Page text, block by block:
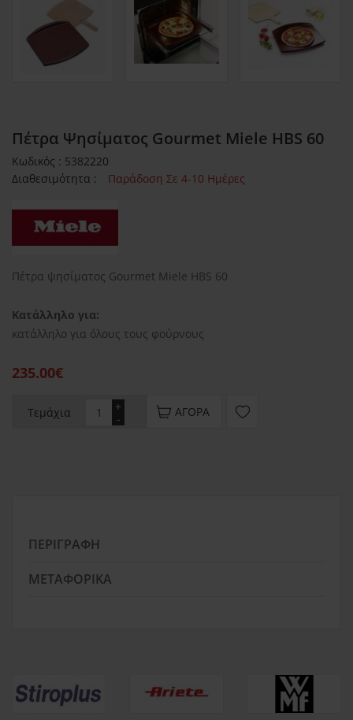
Πέτρα Ψησίματος Gourmet Miele HBS 60
Κωδικός : 5382220
Διαθεσιμότητα :
Παράδοση Σε 4-10 Ημέρες
Πέτρα ψησίματος Gourmet Miele HBS 60
Κατάλληλο για:
κατάλληλο για όλους τους φούρνους
235.00€
Τεμάχια -
+ ΑΓΟΡΆ
ΠΕΡΙΓΡΑΦΉ
ΜΕΤΑΦΟΡΙΚΆ